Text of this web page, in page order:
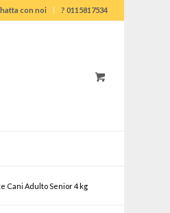
con noi ? 0115817534
Cani Adulto Senior 4 kg